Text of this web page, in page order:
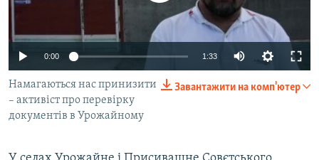
ВІДЕОУРОКИ «ELIFBE»
СВІДЧЕННЯ ОКУПАЦІЇ
УКРАЇНСЬКА ПРОБЛЕМА КРИМУ
ІНФОГРАФІКА
Qırımtatar
ДОЛУЧАЙСЯ!
Усі сайти RFE/RL
0:00 1:33
Завантажити на комп'ютер
Намагаються нас принизити
– активіст про перевірку
документів в Урожайному